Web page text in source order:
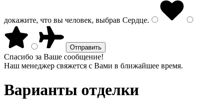
докажите, что вы человек, выбрав Сердце.
Спасибо за Ваше сообщение!
Наш менеджер свяжется с Вами в ближайшее время.
Варианты отделки